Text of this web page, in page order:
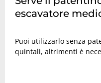
escavatore
Puoi utilizzarlo senza
quintali, altrimenti è